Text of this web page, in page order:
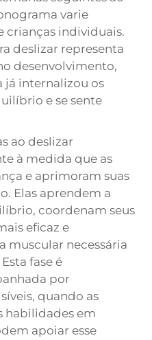
varie
crianças individuais.
deslizar representa
desenvolvimento,
já internalizou os
e se sente
ao deslizar
à medida que as
e aprimoram suas
Elas aprendem a
coordenam seus
eficaz e
muscular necessária
fase é
por
quando as
habilidades em
apoiar esse